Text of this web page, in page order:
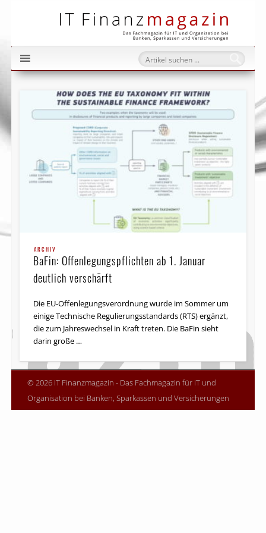
ARCHIV
BaFin: Offenlegungspflichten ab 1. Januar
deutlich verschärft
Die EU-Offenlegungsverordnung wurde im Sommer um
einige Technische Regulierungsstandards (RTS) ergänzt,
die zum Jahreswechsel in Kraft treten. Die BaFin sieht
darin große …
© 2026 IT Finanzmagazin - Das Fachmagazin für IT und
Organisation bei Banken, Sparkassen und Versicherungen